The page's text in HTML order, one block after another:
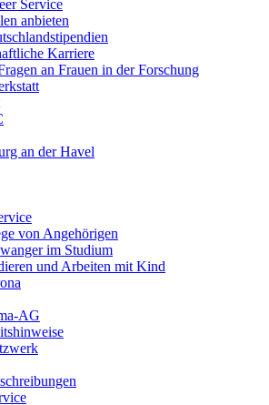
Service
anbieten
Karriere
an Frauen in der Forschung
an der Havel
von Angehörigen
im Studium
und Arbeiten mit Kind
AG